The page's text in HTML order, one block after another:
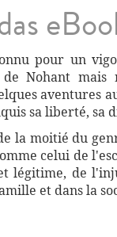
pour un
Nohant
aventures
sa liberté, sa
la moitié du
celui de
légitime, de
et dans la